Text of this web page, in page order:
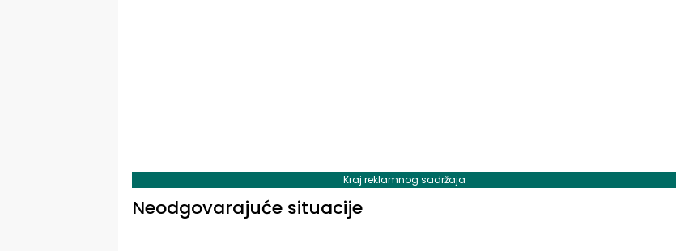
Kraj reklamnog sadržaja
Neodgovarajuće situacije